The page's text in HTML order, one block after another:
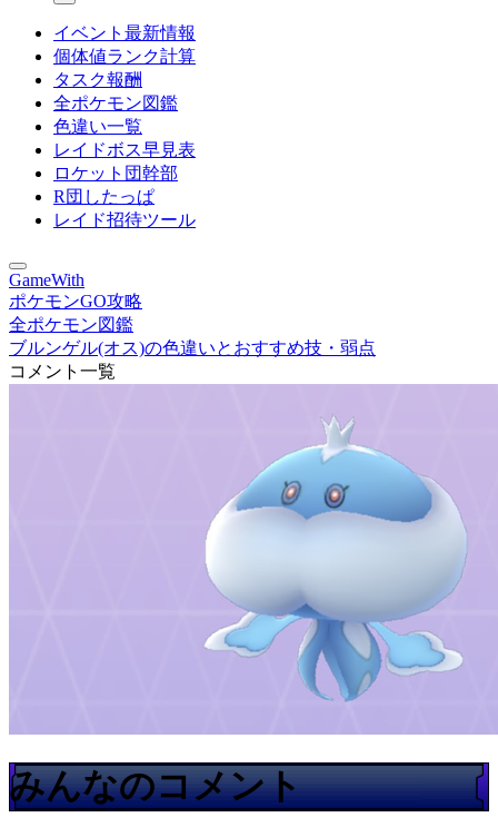
イベント最新情報
個体値ランク計算
タスク報酬
全ポケモン図鑑
色違い一覧
レイドボス早見表
ロケット団幹部
R団したっぱ
レイド招待ツール
GameWith
ポケモンGO攻略
全ポケモン図鑑
ブルンゲル(オス)の色違いとおすすめ技・弱点
コメント一覧
みんなのコメント